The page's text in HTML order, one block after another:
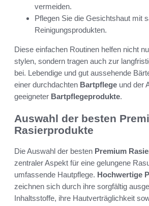
vermeiden.
Pflegen Sie die Gesichtshaut mit
Reinigungsprodukten.
Diese einfachen Routinen helfen nicht
stylen, sondern tragen auch zur
bei. Lebendige und gut aussehende
einer durchdachten Bartpflege und der
geeigneter Bartpflegeprodukte.
Auswahl der besten
Rasierprodukte
Die Auswahl der besten Premium
zentraler Aspekt für eine gelungene
umfassende Hautpflege. Hochwertige
zeichnen sich durch ihre sorgfältig
Inhaltsstoffe, ihre Hautverträglichkeit